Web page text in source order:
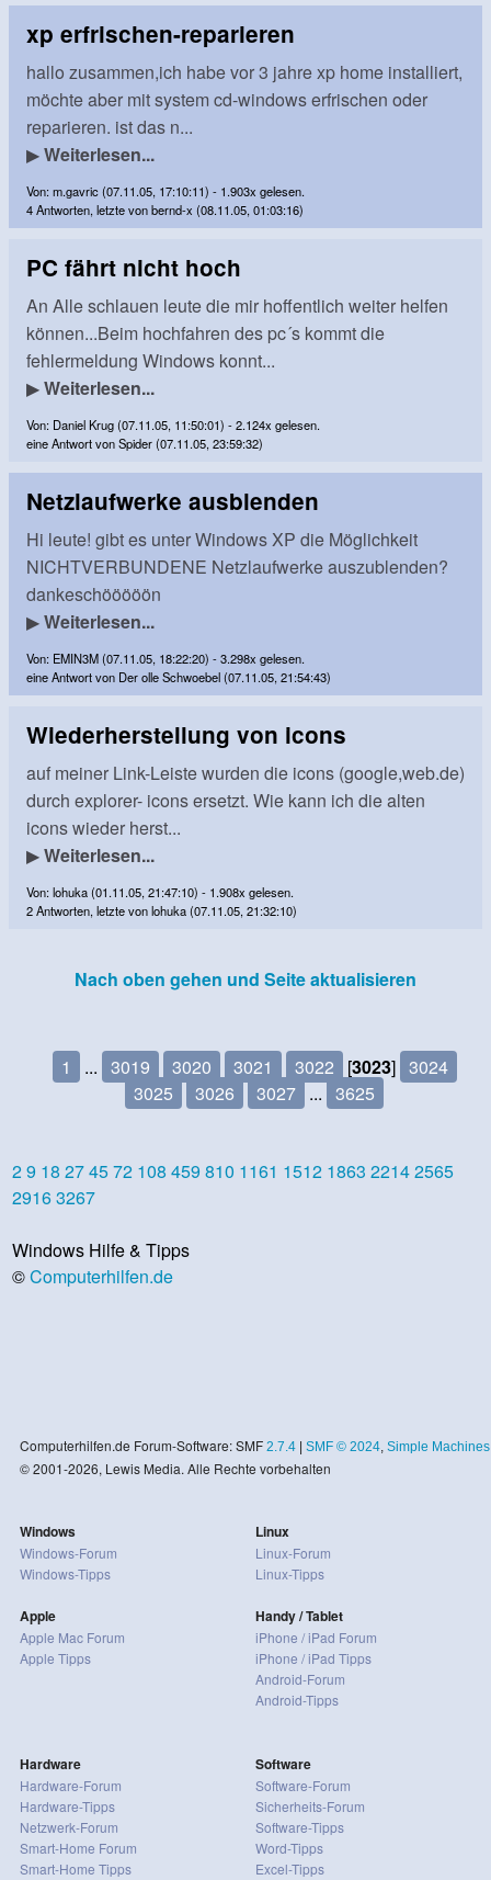
xp erfrischen-reparieren
hallo zusammen,ich habe vor 3 jahre xp home installiert,
möchte aber mit system cd-windows erfrischen oder
reparieren. ist das n...
▶Weiterlesen...
Von: m.gavric (07.11.05, 17:10:11) - 1.903x gelesen.
4 Antworten, letzte von bernd-x (08.11.05, 01:03:16)
PC fährt nicht hoch
An Alle schlauen leute die mir hoffentlich weiter helfen
können...Beim hochfahren des pc´s kommt die
fehlermeldung Windows konnt...
▶Weiterlesen...
Von: Daniel Krug (07.11.05, 11:50:01) - 2.124x gelesen.
eine Antwort von Spider (07.11.05, 23:59:32)
Netzlaufwerke ausblenden
Hi leute! gibt es unter Windows XP die Möglichkeit
NICHTVERBUNDENE Netzlaufwerke auszublenden?
dankeschööööön
▶Weiterlesen...
Von: EMIN3M (07.11.05, 18:22:20) - 3.298x gelesen.
eine Antwort von Der olle Schwoebel (07.11.05, 21:54:43)
Wiederherstellung von icons
auf meiner Link-Leiste wurden die icons (google,web.de)
durch explorer- icons ersetzt. Wie kann ich die alten
icons wieder herst...
▶Weiterlesen...
Von: lohuka (01.11.05, 21:47:10) - 1.908x gelesen.
2 Antworten, letzte von lohuka (07.11.05, 21:32:10)
Nach oben gehen und Seite aktualisieren
1 ... 3019 3020 3021 3022 [3023] 3024
3025
3026 3027 ... 3625
29 18 274572 108 459 810 1161 1512 1863 22142565
29163267
Windows Hilfe & Tipps
©Computerhilfen.de
Computerhilfen.de Forum-Software: SMF 2.7.4| SMF © 2024, Simple Machines
© 2001-2026, Lewis Media. Alle Rechte vorbehalten
Windows
Windows-Forum
Windows-Tipps
Apple
Apple Mac Forum
Apple Tipps
Linux
Linux-Forum
Linux-Tipps
Handy / Tablet
iPhone / iPad Forum
iPhone / iPad Tipps
Android-Forum
Android-Tipps
Hardware
Hardware-Forum
Hardware-Tipps
Netzwerk-Forum
Smart-Home Forum
Smart-Home Tipps
Software
Software-Forum
Sicherheits-Forum
Software-Tipps
Word-Tipps
Excel-Tipps